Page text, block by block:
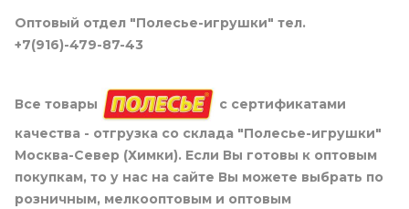
Оптовый отдел "Полесье-игрушки" тел.
+7(916)-479-87-43
Все товары
с сертификатами
качества - отгрузка со склада "Полесье-игрушки"
Москва-Север (Химки). Если Вы готовы к оптовым
покупкам, то у нас на сайте Вы можете выбрать по
розничным, мелкооптовым и оптовым